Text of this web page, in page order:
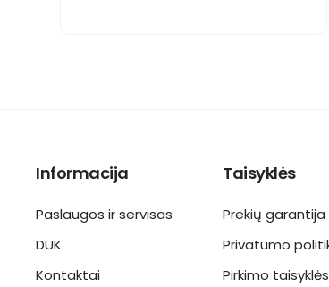
Informacija
Paslaugos ir servisas
DUK
Kontaktai
Taisyklės
Prekių garantija
Privatumo
Pirkimo taisyklės